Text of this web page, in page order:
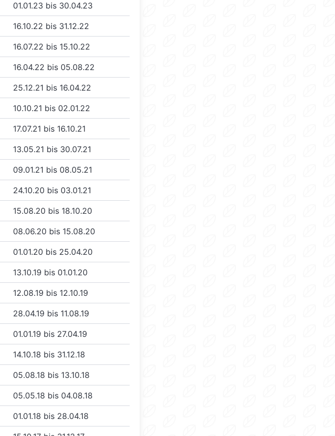
01.01.23 bis 30.04.23
16.10.22 bis 31.12.22
16.07.22 bis 15.10.22
16.04.22 bis 05.08.22
25.12.21 bis 16.04.22
10.10.21 bis 02.01.22
17.07.21 bis 16.10.21
13.05.21 bis 30.07.21
09.01.21 bis 08.05.21
24.10.20 bis 03.01.21
15.08.20 bis 18.10.20
08.06.20 bis 15.08.20
01.01.20 bis 25.04.20
13.10.19 bis 01.01.20
12.08.19 bis 12.10.19
28.04.19 bis 11.08.19
01.01.19 bis 27.04.19
14.10.18 bis 31.12.18
05.08.18 bis 13.10.18
05.05.18 bis 04.08.18
01.01.18 bis 28.04.18